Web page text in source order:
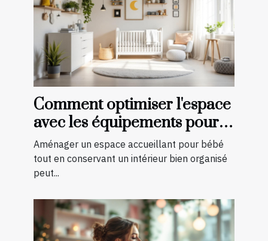
Comment optimiser l'espace
avec les équipements pour
bébé?
Aménager un espace accueillant pour bébé
tout en conservant un intérieur bien organisé
peut...